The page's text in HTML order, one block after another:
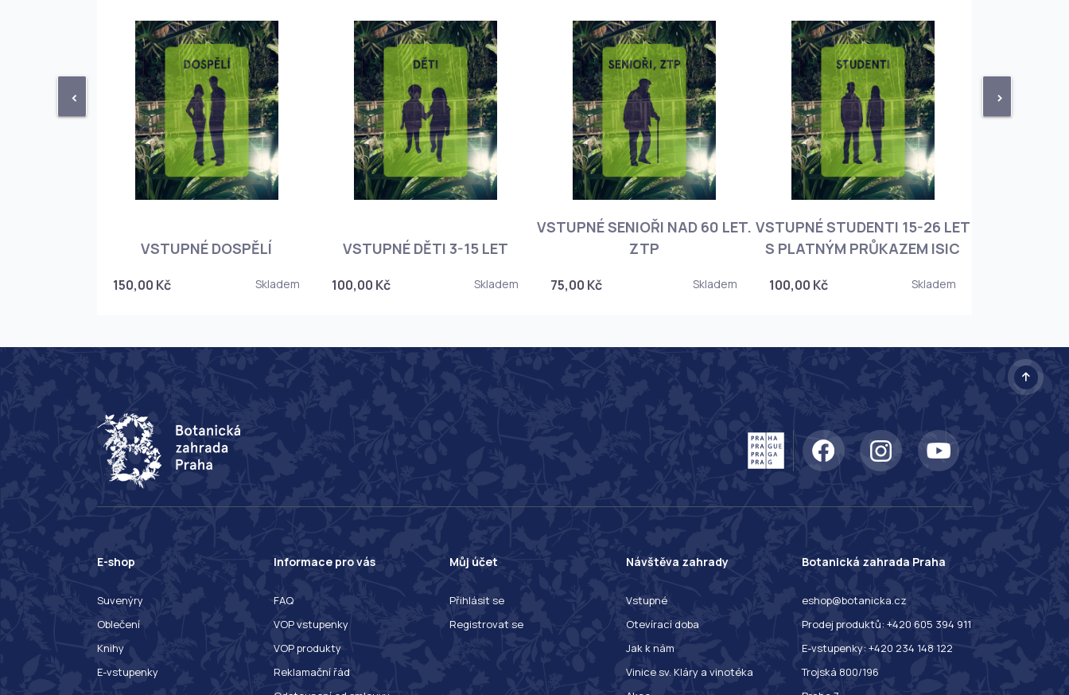
< >
VSTUPNÉ DOSPĚLÍ
150,00 Kč Skladem
VSTUPNÉ DĚTI 3-15 LET
100,00 Kč Skladem
VSTUPNÉ SENIOŘI NAD 60 LET.
ZTP
75,00 Kč Skladem
VSTUPNÉ STUDENTI 15-26 LET
S PLATNÝM PRŮKAZEM ISIC
100,00 Kč Skladem
E-shop
Suvenýry
Oblečení
Knihy
E-vstupenky
Informace pro vás
FAQ
VOP vstupenky
VOP produkty
Reklamační řád
Můj účet
Přihlásit se
Registrovat se
Návštěva zahrady
Vstupné
Otevírací doba
Jak k nám
Vinice sv. Kláry a vinotéka
Botanická zahrada Praha
eshop@botanicka.cz
Prodej produktů: +420 605 394 911
E-vstupenky: +420 234 148 122
Trojská 800/196